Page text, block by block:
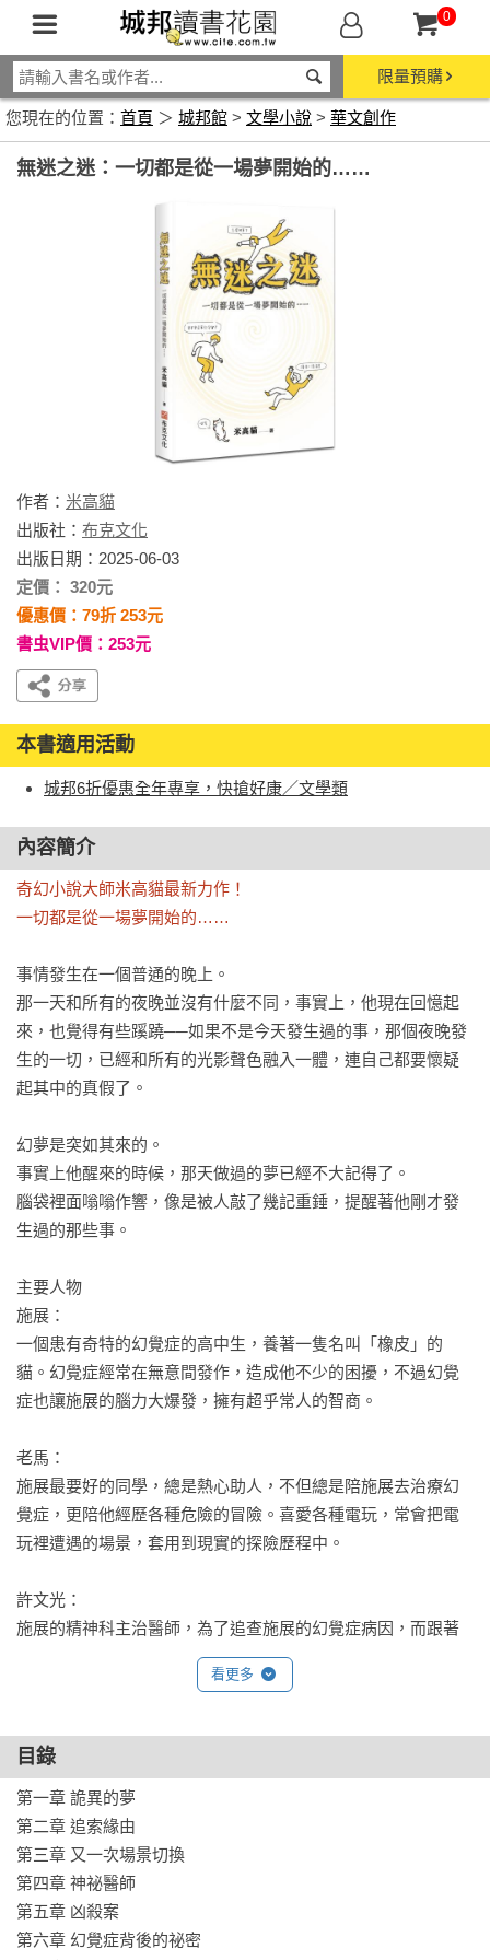
0
限量預購
您現在的位置： 首頁 ＞ 城邦館 > 文學小說 > 華文創作
無迷之迷：一切都是從一場夢開始的……
作者： 米高貓
出版社： 布克文化
出版日期：2025-06-03
定價： 320元
優惠價：79折 253元
書虫VIP價：253元
本書適用活動
城邦6折優惠全年專享，快搶好康／文學類
內容簡介
奇幻小說大師米高貓最新力作！
一切都是從一場夢開始的……
事情發生在一個普通的晚上。
那一天和所有的夜晚並沒有什麼不同，事實上，他現在回憶起
來，也覺得有些蹊蹺──如果不是今天發生過的事，那個夜晚發
生的一切，已經和所有的光影聲色融入一體，連自己都要懷疑
起其中的真假了。
幻夢是突如其來的。
事實上他醒來的時候，那天做過的夢已經不大記得了。
腦袋裡面嗡嗡作響，像是被人敲了幾記重錘，提醒著他剛才發
生過的那些事。
主要人物
施展：
一個患有奇特的幻覺症的高中生，養著一隻名叫「橡皮」的
貓。幻覺症經常在無意間發作，造成他不少的困擾，不過幻覺
症也讓施展的腦力大爆發，擁有超乎常人的智商。
老馬：
施展最要好的同學，總是熱心助人，不但總是陪施展去治療幻
覺症，更陪他經歷各種危險的冒險。喜愛各種電玩，常會把電
玩裡遭遇的場景，套用到現實的探險歷程中。
許文光：
施展的精神科主治醫師，為了追查施展的幻覺症病因，而跟著
陷入一連串荒誕不經、光怪陸離的怪事當中。出乎意料的是，
許文光的父母也因為一件陳年往事而牽扯到其中。
橡皮：
施展養的貓，耳朵缺了一角，經常在關鍵時刻發出「喵嗚」的
叫聲。
老池：
許文光的老朋友，擅長推理，受到許文光的介紹，不但幫施展
畫出了夢境場景，更解出了整個事件的關鍵。
看更多
目錄
第一章 詭異的夢
第二章 追索緣由
第三章 又一次場景切換
第四章 神祕醫師
第五章 凶殺案
第六章 幻覺症背後的祕密